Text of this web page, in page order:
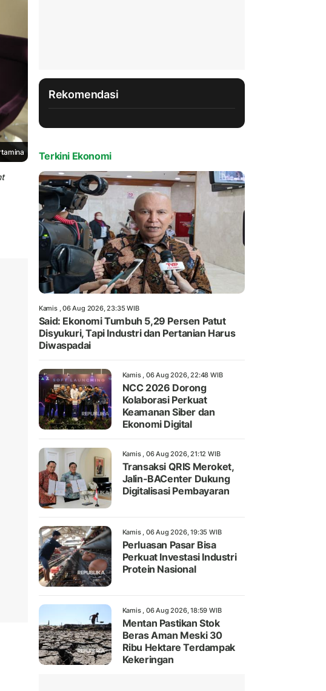
Rekomendasi
Terkini Ekonomi
Kamis , 06 Aug 2026, 23:35 WIB
Said: Ekonomi Tumbuh 5,29 Persen Patut
Disyukuri, Tapi Industri dan Pertanian Harus
Diwaspadai
Kamis , 06 Aug 2026, 22:48 WIB
NCC 2026 Dorong
Kolaborasi Perkuat
Keamanan Siber dan
Ekonomi Digital
Kamis , 06 Aug 2026, 21:12 WIB
Transaksi QRIS Meroket,
Jalin-BACenter Dukung
Digitalisasi Pembayaran
Kamis , 06 Aug 2026, 19:35 WIB
Perluasan Pasar Bisa
Perkuat Investasi Industri
Protein Nasional
Kamis , 06 Aug 2026, 18:59 WIB
Mentan Pastikan Stok
Beras Aman Meski 30
Ribu Hektare Terdampak
Kekeringan